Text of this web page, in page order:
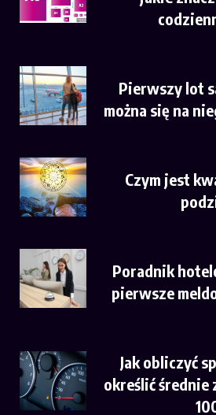
Pierwszy lot
można się na
Czym jest
Poradnik
pierwsze
Jak obliczyć
określić średnie